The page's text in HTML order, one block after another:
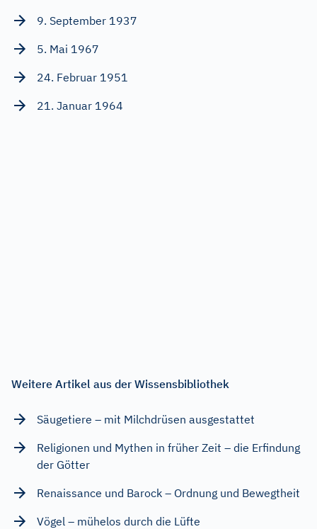
9. September 1937
5. Mai 1967
24. Februar 1951
21. Januar 1964
Weitere Artikel aus der Wissensbibliothek
Säugetiere – mit Milchdrüsen ausgestattet
Religionen und Mythen in früher Zeit – die Erfindung
der Götter
Renaissance und Barock – Ordnung und Bewegtheit
Vögel – mühelos durch die Lüfte